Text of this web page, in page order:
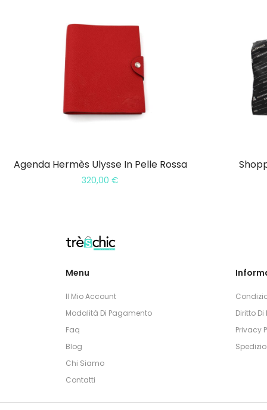
Agenda Hermès Ulysse In Pelle Rossa
320,00 €
Menu
Il Mio Account
Modalità Di Pagamento
Faq
Blog
Chi Siamo
Contatti
Diritto
Privacy